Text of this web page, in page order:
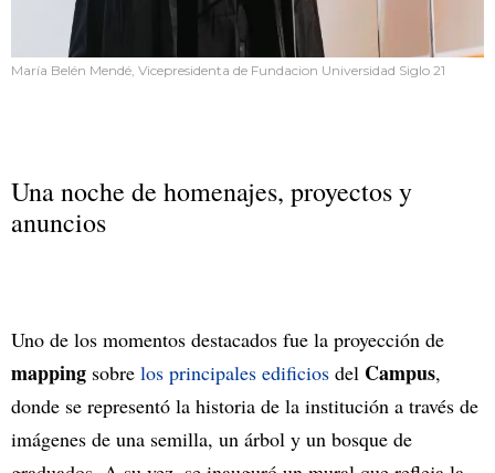
María Belén Mendé, Vicepresidenta de Fundacion Universidad Siglo 21
Una noche de homenajes, proyectos y
anuncios
Uno de los momentos destacados fue la proyección de
mapping sobre los principales edificios del Campus,
donde se representó la historia de la institución a través de
imágenes de una semilla, un árbol y un bosque de